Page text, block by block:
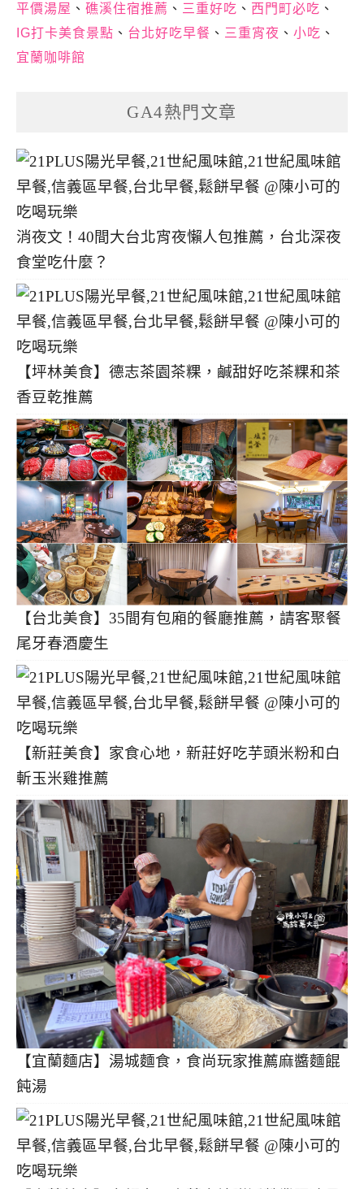
平價湯屋 、 礁溪住宿推薦 、 三重好吃 、 西門町必吃 、
IG打卡美食景點 、 台北好吃早餐 、 三重宵夜 、 小吃 、
宜蘭咖啡館
GA4熱門文章
消夜文！40間大台北宵夜懶人包推薦，台北深夜
食堂吃什麼？
【坪林美食】德志茶園茶粿，鹹甜好吃茶粿和茶
香豆乾推薦
【台北美食】35間有包廂的餐廳推薦，請客聚餐
尾牙春酒慶生
【新莊美食】家食心地，新莊好吃芋頭米粉和白
斬玉米雞推薦
【宜蘭麵店】湯城麵食，食尚玩家推薦麻醬麵餛
飩湯